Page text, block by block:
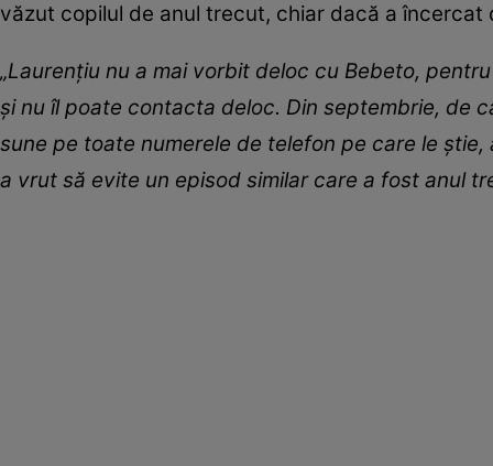
văzut copilul de anul trecut, chiar dacă a
„Laurențiu nu a mai vorbit deloc cu Bebeto,
și nu îl poate contacta deloc. Din septembrie, de
sune pe toate numerele de telefon pe care le
a vrut să evite un episod similar care a fost anul